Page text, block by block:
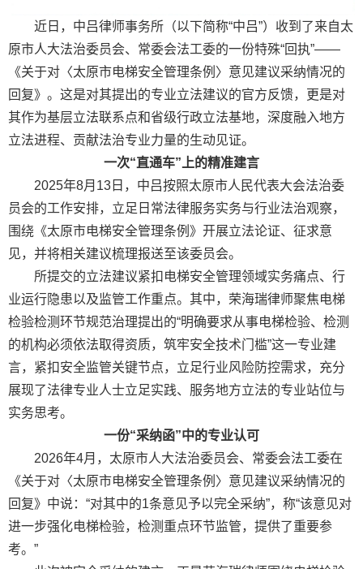
近日，中吕律师事务所（以下简称“中吕”）收到了来自太
原市人大法治委员会、常委会法工委的一份特殊“回执”——
《关于对〈太原市电梯安全管理条例〉意见建议采纳情况的
回复》。这是对其提出的专业立法建议的官方反馈，更是对
其作为基层立法联系点和省级行政立法基地，深度融入地方
立法进程、贡献法治专业力量的生动见证。
一次“直通车”上的精准建言
2025年8月13日，中吕按照太原市人民代表大会法治委
员会的工作安排，立足日常法律服务实务与行业法治观察，
围绕《太原市电梯安全管理条例》开展立法论证、征求意
见，并将相关建议梳理报送至该委员会。
所提交的立法建议紧扣电梯安全管理领域实务痛点、行
业运行隐患以及监管工作重点。其中，荣海瑞律师聚焦电梯
检验检测环节规范治理提出的“明确要求从事电梯检验、检测
的机构必须依法取得资质，筑牢安全技术门槛”这一专业建
言，紧扣安全监管关键节点，立足行业风险防控需求，充分
展现了法律专业人士立足实践、服务地方立法的专业站位与
实务思考。
一份“采纳函”中的专业认可
2026年4月，太原市人大法治委员会、常委会法工委在
《关于对〈太原市电梯安全管理条例〉意见建议采纳情况的
回复》中说：“对其中的1条意见予以完全采纳”，称“该意见对
进一步强化电梯检验，检测重点环节监管，提供了重要参
考。”